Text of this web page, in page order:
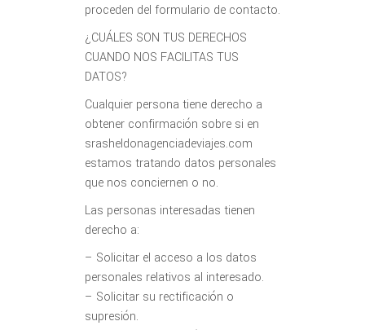
proceden del formulario de contacto.
¿CUÁLES SON TUS DERECHOS
CUANDO NOS FACILITAS TUS
DATOS?
Cualquier persona tiene derecho a
obtener confirmación sobre si en
srasheldonagenciadeviajes.com
estamos tratando datos personales
que nos conciernen o no.
Las personas interesadas tienen
derecho a:
– Solicitar el acceso a los datos
personales relativos al interesado.
– Solicitar su rectificación o
supresión.